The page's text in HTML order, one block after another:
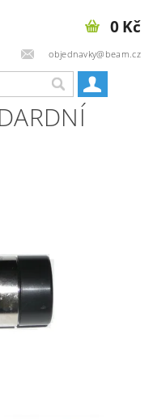
objednavky@beam.cz
0 Kč